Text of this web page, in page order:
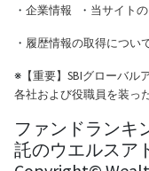
・ 企業情報 ・ 当サイト
・ 履歴情報の取得につい
※【重要】SBIグローバル
各社および役職員を装っ
ファンドランキ
託のウエルスア